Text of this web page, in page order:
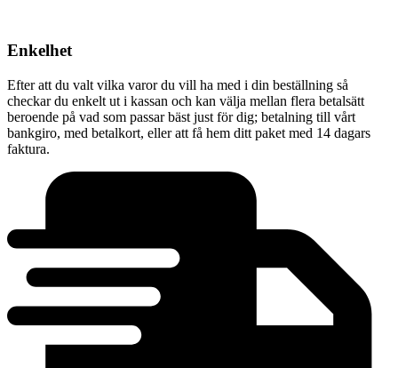
Enkelhet
Efter att du valt vilka varor du vill ha med i din beställning så
checkar du enkelt ut i kassan och kan välja mellan flera betalsätt
beroende på vad som passar bäst just för dig; betalning till vårt
bankgiro, med betalkort, eller att få hem ditt paket med 14 dagars
faktura.